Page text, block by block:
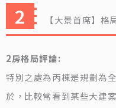
【大景首席】格
2房格局評論:
特別之處為丙棟是規劃為
於，比較常看到某些大建